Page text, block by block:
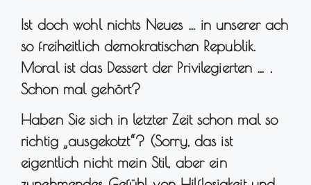
Ist doch wohl nichts Neues … in unserer ach
so freiheitlich demokratischen Republik.
Moral ist das Dessert der Privilegierten … .
Schon mal gehört?
Haben Sie sich in letzter Zeit schon mal so
richtig „ausgekotzt“? (Sorry, das ist
eigentlich nicht mein Stil, aber ein